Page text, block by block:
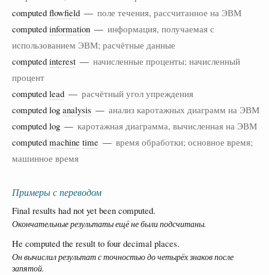
computed flowfield — поле течения, рассчитанное на ЭВМ
computed information — информация, получаемая с
использованием ЭВМ; расчётные данные
computed interest — начисленные проценты; начисленный
процент
computed lead — расчётный угол упреждения
computed log analysis — анализ каротажных диаграмм на ЭВМ
computed log — каротажная диаграмма, вычисленная на ЭВМ
computed machine time — время обработки; основное время;
машинное время
Примеры с переводом
Final results had not yet been computed.
Окончательные результаты ещё не были подсчитаны.
He computed the result to four decimal places.
Он вычислил результат с точностью до четырёх знаков после
запятой.